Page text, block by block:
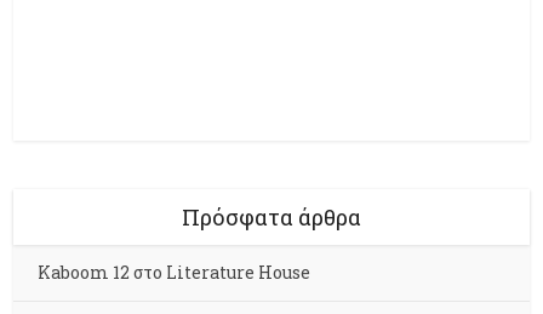
Πρόσφατα άρθρα
Kaboom 12 στο Literature House